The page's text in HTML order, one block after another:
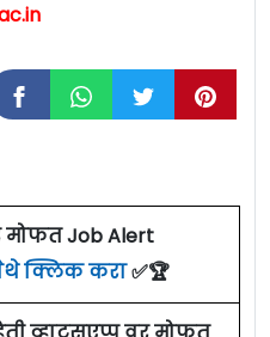
मोफत Job Alert
क्लिक करा✅🏆